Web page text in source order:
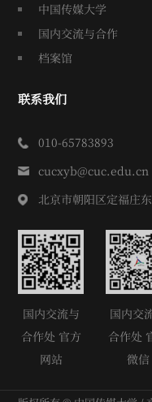
中国传媒大学
国内交流与合作
档案馆
联系我们
010-65783893
cucxyb@cuc.edu.cn
北京市朝阳区定福庄
国内交流与
合作处 官方
网站
国内交
合作处
微信